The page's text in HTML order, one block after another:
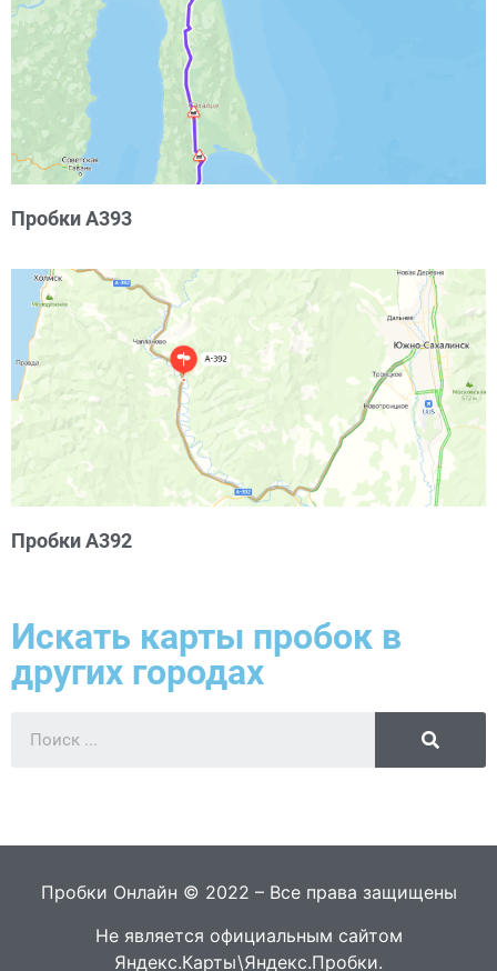
Пробки А393
Пробки А392
Искать карты пробок в
других городах
Пробки Онлайн © 2022 – Все права защищены
Не является официальным сайтом
Яндекс.Карты\Яндекс.Пробки.